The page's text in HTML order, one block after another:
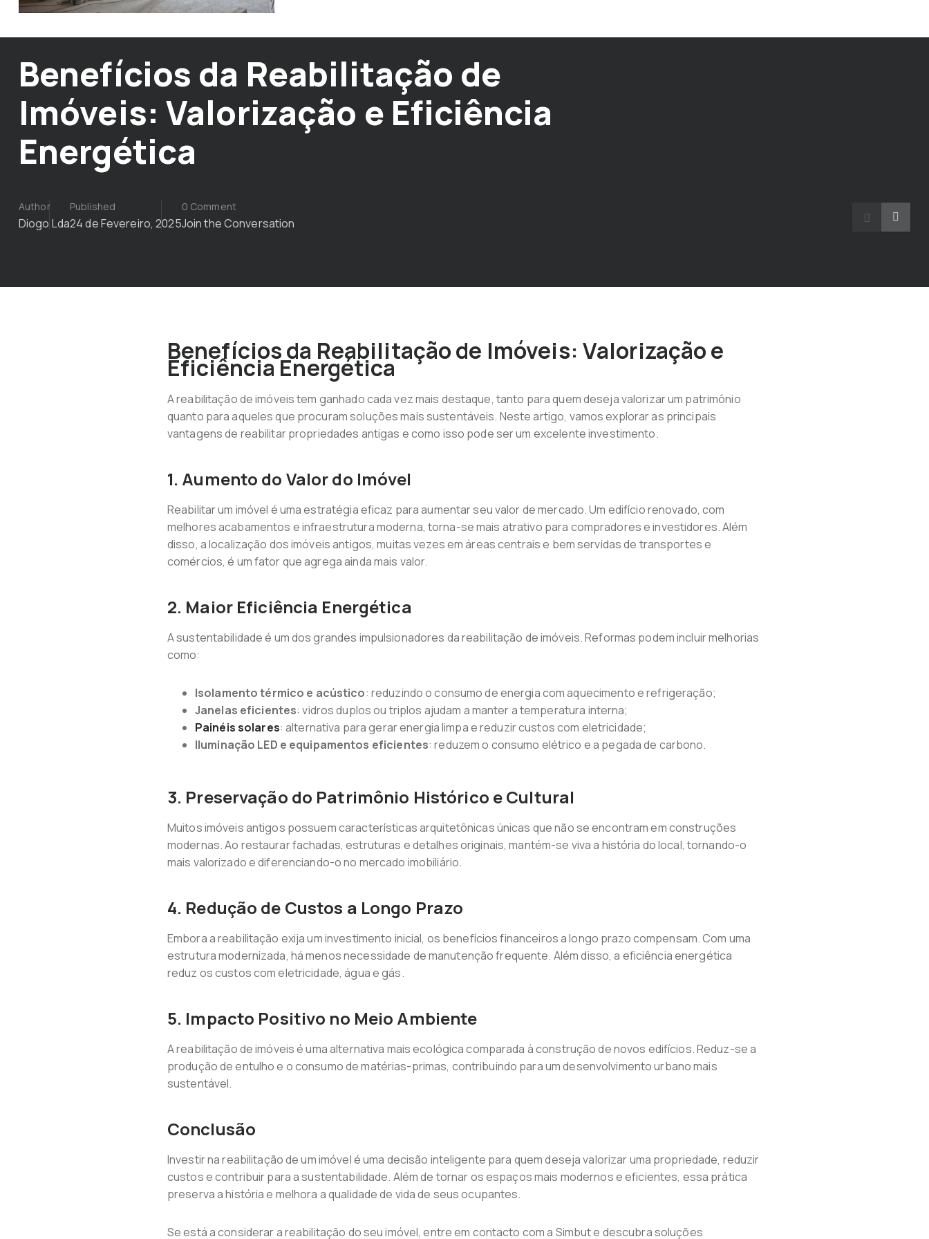
Benefícios da Reabilitação de
Imóveis: Valorização e Eficiência
Energética
Author
Diogo Lda
Published
24 de Fevereiro, 2025
0 Comment
Join the Conversation
Benefícios da Reabilitação de Imóveis: Valorização e
Eficiência Energética
A reabilitação de imóveis tem ganhado cada vez mais destaque, tanto para quem deseja valorizar um patrimônio
quanto para aqueles que procuram soluções mais sustentáveis. Neste artigo, vamos explorar as principais
vantagens de reabilitar propriedades antigas e como isso pode ser um excelente investimento.
1. Aumento do Valor do Imóvel
Reabilitar um imóvel é uma estratégia eficaz para aumentar seu valor de mercado. Um edifício renovado, com
melhores acabamentos e infraestrutura moderna, torna-se mais atrativo para compradores e investidores. Além
disso, a localização dos imóveis antigos, muitas vezes em áreas centrais e bem servidas de transportes e
comércios, é um fator que agrega ainda mais valor.
2. Maior Eficiência Energética
A sustentabilidade é um dos grandes impulsionadores da reabilitação de imóveis. Reformas podem incluir melhorias
como:
Isolamento térmico e acústico: reduzindo o consumo de energia com aquecimento e refrigeração;
Janelas eficientes: vidros duplos ou triplos ajudam a manter a temperatura interna;
Painéis solares: alternativa para gerar energia limpa e reduzir custos com eletricidade;
Iluminação LED e equipamentos eficientes: reduzem o consumo elétrico e a pegada de carbono.
3. Preservação do Patrimônio Histórico e Cultural
Muitos imóveis antigos possuem características arquitetônicas únicas que não se encontram em construções
modernas. Ao restaurar fachadas, estruturas e detalhes originais, mantém-se viva a história do local, tornando-o
mais valorizado e diferenciando-o no mercado imobiliário.
4. Redução de Custos a Longo Prazo
Embora a reabilitação exija um investimento inicial, os benefícios financeiros a longo prazo compensam. Com uma
estrutura modernizada, há menos necessidade de manutenção frequente. Além disso, a eficiência energética
reduz os custos com eletricidade, água e gás.
5. Impacto Positivo no Meio Ambiente
A reabilitação de imóveis é uma alternativa mais ecológica comparada à construção de novos edifícios. Reduz-se a
produção de entulho e o consumo de matérias-primas, contribuindo para um desenvolvimento urbano mais
sustentável.
Conclusão
Investir na reabilitação de um imóvel é uma decisão inteligente para quem deseja valorizar uma propriedade, reduzir
custos e contribuir para a sustentabilidade. Além de tornar os espaços mais modernos e eficientes, essa prática
preserva a história e melhora a qualidade de vida de seus ocupantes.
Se está a considerar a reabilitação do seu imóvel, entre em contacto com a Simbut e descubra soluções